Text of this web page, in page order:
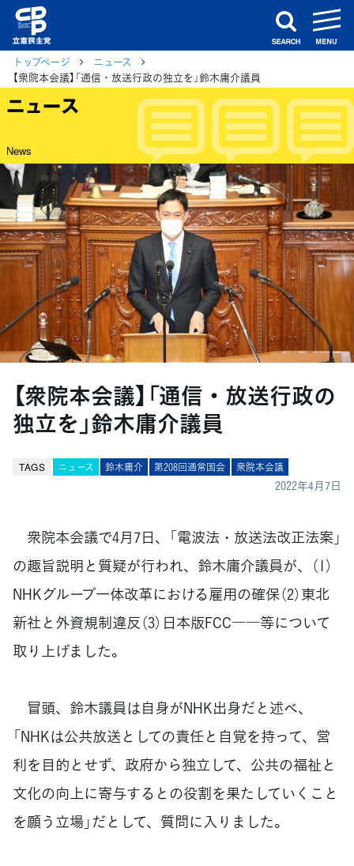
search
トップページ
ニュース
【衆院本会議】「通信・放送行政の独立を」鈴木庸介議員
ニュース
News
【衆院本会議】「通信・放送行政の
独立を」鈴木庸介議員
TAGS ニュース 鈴木庸介 第208回通常国会 衆院本会議
2022年4月7日
衆院本会議で4月7日、「電波法・放送法改正法案」
の趣旨説明と質疑が行われ、鈴木庸介議員が、（1）
NHKグループ一体改革における雇用の確保（2）東北
新社と外資規制違反（3）日本版FCC――等について
取り上げました。
冒頭、鈴木議員は自身がNHK出身だと述べ、
「NHKは公共放送としての責任と自覚を持って、営
利を目的とせず、政府から独立して、公共の福祉と
文化の向上に寄与するとの役割を果たしていくこと
を願う立場」だとして、質問に入りました。